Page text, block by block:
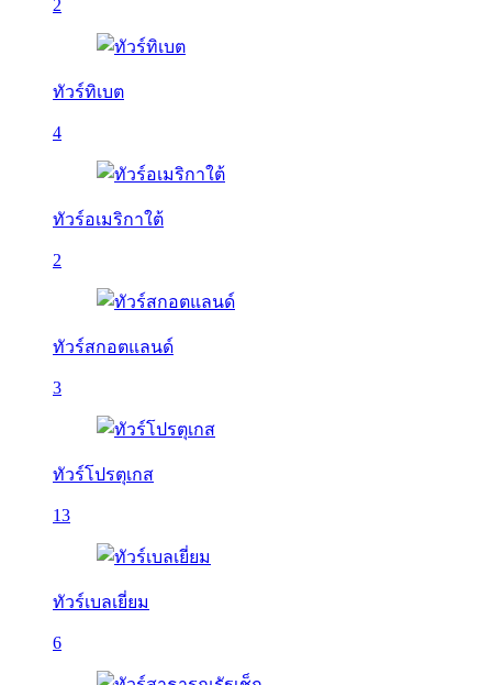
2
ทัวร์ทิเบต
4
ทัวร์อเมริกาใต้
2
ทัวร์สกอตแลนด์
3
ทัวร์โปรตุเกส
13
ทัวร์เบลเยี่ยม
6